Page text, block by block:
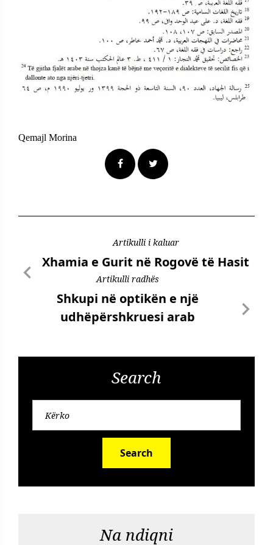
Qemajl Morina
Artikulli i kaluar
Xhamia e Gurit në Rogovë të Hasit
Artikulli radhës
Shkupi në optikën e një
udhëpërshkruesi arab
Search
Search
Na ndiqni